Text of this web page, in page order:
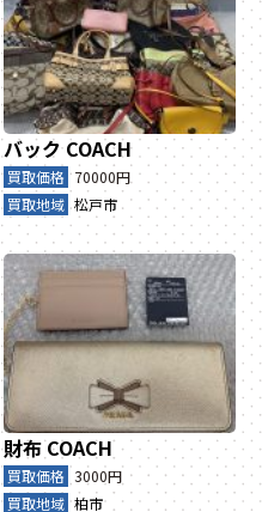
バック COACH
買取価格 70000円
買取地域 松戸市
財布 COACH
買取価格 3000円
買取地域 柏市